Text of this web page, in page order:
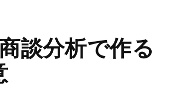
談分析で作る